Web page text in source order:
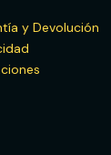
y Devolución